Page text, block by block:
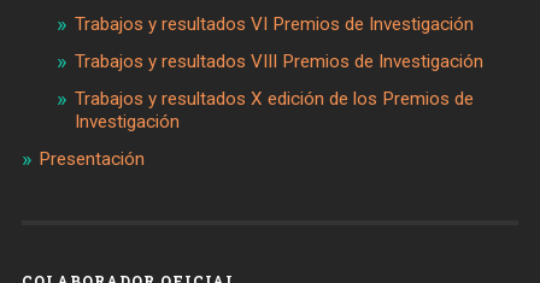
Trabajos y resultados VI Premios de Investigación
Trabajos y resultados VIII Premios de Investigación
Trabajos y resultados X edición de los Premios de
Investigación
Presentación